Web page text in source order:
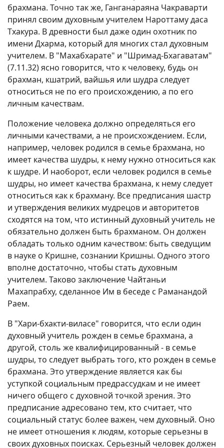
брахмана. Точно так же, Ганганараяна Чакраварти
принял своим духовным учителем Нароттаму даса
Тхакура. В древности был даже один охотник по
имени Дхарма, который для многих стал духовным
учителем. В "Махабхарате" и "Шримад-Бхагаватам"
(7.11.32) ясно говорится, что к человеку, будь он
брахман, кшатрий, вайшья или шудра следует
относиться не по его происхождению, а по его
личным качествам.
Положение человека должно определяться его
личными качествами, а не происхождением. Если,
например, человек родился в семье брахмана, но
имеет качества шудры, к нему нужно относиться как
к шудре. И наоборот, если человек родился в семье
шудры, но имеет качества брахмана, к нему следует
относиться как к брахману. Все предписания шастр
и утверждения великих мудрецов и авторитетов
сходятся на том, что истинный духовный учитель не
обязательно должен быть брахманом. Он должен
обладать только одним качеством: быть сведущим
в науке о Кришне, сознании Кришны. Одного этого
вполне достаточно, чтобы стать духовным
учителем. Таково заключение Чайтаньи
Махапрабху, сделанное Им в беседе с Раманандой
Раем.
В "Хари-бхакти-виласе" говорится, что если один
духовный учитель рожден в семье брахмана, а
другой, столь же квалифицированный - в семье
шудры, то следует выбрать того, кто рожден в семье
брахмана. Это утверждение является как бы
уступкой социальным предрассудкам и не имеет
ничего общего с духовной точкой зрения. Это
предписание адресовано тем, кто считает, что
социальный статус более важен, чем духовный. Оно
не имеет отношения к людям, которые серьезны в
своих духовных поисках. Серьезный человек должен